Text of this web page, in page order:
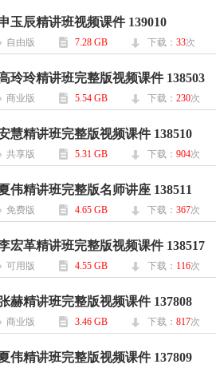
玉辰精讲班视频课件 139010
自由版 7.28 GB 下载： 33次
玲玲精讲班完整版视频课件 138503
商业版 5.54 GB 下载： 230次
慧精讲班完整版视频课件 138510
共享版 5.31 GB 下载： 904次
伟精讲班完整版名师讲座 138511
免费版 4.65 GB 下载： 367次
宏革精讲班完整版视频课件 138517
可用版 4.55 GB 下载： 116次
赫精讲班完整版视频课件 137808
商业版 3.46 GB 下载： 817次
伟精讲班完整版视频课件 137809